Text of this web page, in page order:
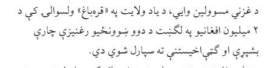
د غزني مسوولین وایي، د یاد ولایت په «قره‌باغ» ولسوالۍ کې د
۲ میلیون افغانیو په لګښت د دوو ښوونځیو رغنیزې چارې
بشپړې او ګټې‌اخیستنې ته سپارل شوي دي.